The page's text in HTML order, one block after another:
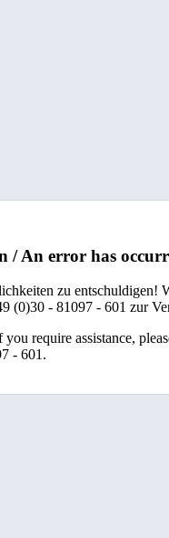
/ An error has
zu entschuldigen!
(0)30 - 81097 - 601 zur
require assistance,
- 601.